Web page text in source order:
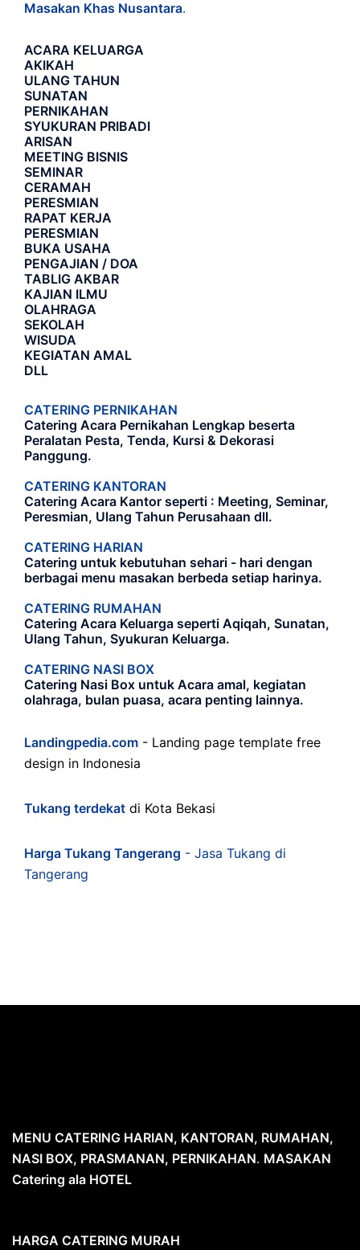
Masakan Khas Nusantara.
ACARA KELUARGA
AKIKAH
ULANG TAHUN
SUNATAN
PERNIKAHAN
SYUKURAN PRIBADI
ARISAN
MEETING BISNIS
SEMINAR
CERAMAH
PERESMIAN
RAPAT KERJA
PERESMIAN
BUKA USAHA
PENGAJIAN / DOA
TABLIG AKBAR
KAJIAN ILMU
OLAHRAGA
SEKOLAH
WISUDA
KEGIATAN AMAL
DLL
CATERING PERNIKAHAN
Catering Acara Pernikahan Lengkap beserta
Peralatan Pesta, Tenda, Kursi & Dekorasi
Panggung.
CATERING KANTORAN
Catering Acara Kantor seperti : Meeting, Seminar,
Peresmian, Ulang Tahun Perusahaan dll.
CATERING HARIAN
Catering untuk kebutuhan sehari - hari dengan
berbagai menu masakan berbeda setiap harinya.
CATERING RUMAHAN
Catering Acara Keluarga seperti Aqiqah, Sunatan,
Ulang Tahun, Syukuran Keluarga.
CATERING NASI BOX
Catering Nasi Box untuk Acara amal, kegiatan
olahraga, bulan puasa, acara penting lainnya.
Landingpedia.com - Landing page template free
design in Indonesia
Tukang terdekat di Kota Bekasi
Harga Tukang Tangerang - Jasa Tukang di
Tangerang
MENU CATERING HARIAN, KANTORAN, RUMAHAN,
NASI BOX, PRASMANAN, PERNIKAHAN. MASAKAN
Catering ala HOTEL
HARGA CATERING MURAH